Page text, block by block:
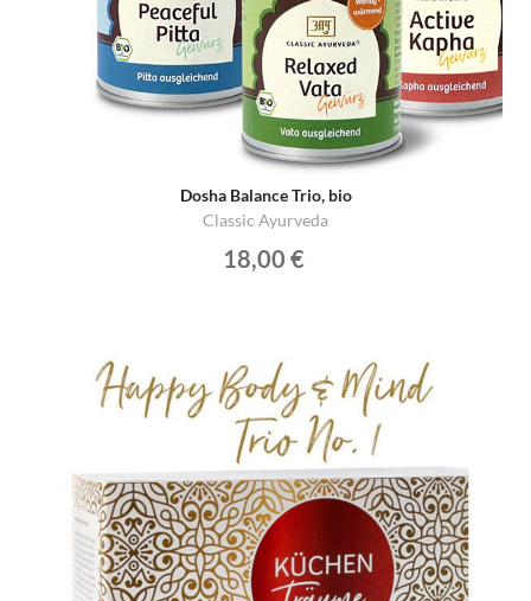
Dosha Balance Trio, bio
Classic Ayurveda
18,00 €